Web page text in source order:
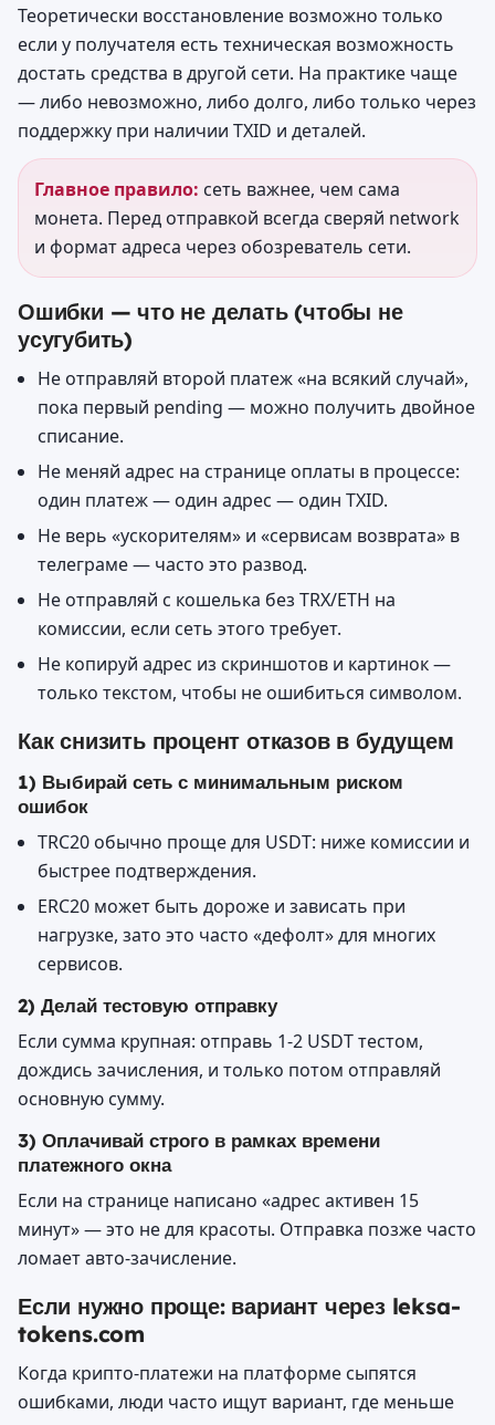
Теоретически восстановление возможно только
если у получателя есть техническая возможность
достать средства в другой сети. На практике чаще
— либо невозможно, либо долго, либо только через
поддержку при наличии TXID и деталей.
Главное правило: сеть важнее, чем сама
монета. Перед отправкой всегда сверяй network
и формат адреса через обозреватель сети.
Ошибки — что не делать (чтобы не
усугубить)
Не отправляй второй платеж «на всякий случай»,
пока первый pending — можно получить двойное
списание.
Не меняй адрес на странице оплаты в процессе:
один платеж — один адрес — один TXID.
Не верь «ускорителям» и «сервисам возврата» в
телеграме — часто это развод.
Не отправляй с кошелька без TRX/ETH на
комиссии, если сеть этого требует.
Не копируй адрес из скриншотов и картинок —
только текстом, чтобы не ошибиться символом.
Как снизить процент отказов в будущем
1) Выбирай сеть с минимальным риском
ошибок
TRC20 обычно проще для USDT: ниже комиссии и
быстрее подтверждения.
ERC20 может быть дороже и зависать при
нагрузке, зато это часто «дефолт» для многих
сервисов.
2) Делай тестовую отправку
Если сумма крупная: отправь 1-2 USDT тестом,
дождись зачисления, и только потом отправляй
основную сумму.
3) Оплачивай строго в рамках времени
платежного окна
Если на странице написано «адрес активен 15
минут» — это не для красоты. Отправка позже часто
ломает авто-зачисление.
Если нужно проще: вариант через leksa-
tokens.com
Когда крипто-платежи на платформе сыпятся
ошибками, люди часто ищут вариант, где меньше